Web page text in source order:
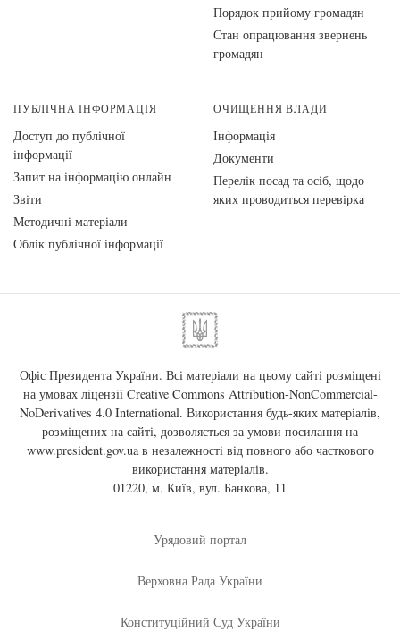
Порядок прийому громадян
Стан опрацювання звернень
громадян
ПУБЛІЧНА ІНФОРМАЦІЯ
Доступ до публічної
інформації
Запит на інформацію онлайн
Звіти
Методичні матеріали
Облік публічної інформації
ОЧИЩЕННЯ ВЛАДИ
Інформація
Документи
Перелік посад та осіб, щодо
яких проводиться перевірка
Офіс Президента України. Всі матеріали на цьому сайті розміщені
на умовах ліцензії Creative Commons Attribution-NonCommercial-
NoDerivatives 4.0 International. Використання будь-яких матеріалів,
розміщених на сайті, дозволяється за умови посилання на
www.president.gov.uaв незалежності від повного або часткового
використання матеріалів.
01220, м. Київ, вул. Банкова, 11
Урядовий портал
Верховна Рада України
Конституційний Суд України